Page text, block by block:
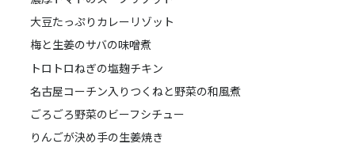
大豆たっぷりカレーリゾット
梅と生姜のサバの味噌煮
トロトロねぎの塩麹チキン
名古屋コーチン入りつくねと野菜の和風煮
ごろごろ野菜のビーフシチュー
りんごが決め手の生姜焼き